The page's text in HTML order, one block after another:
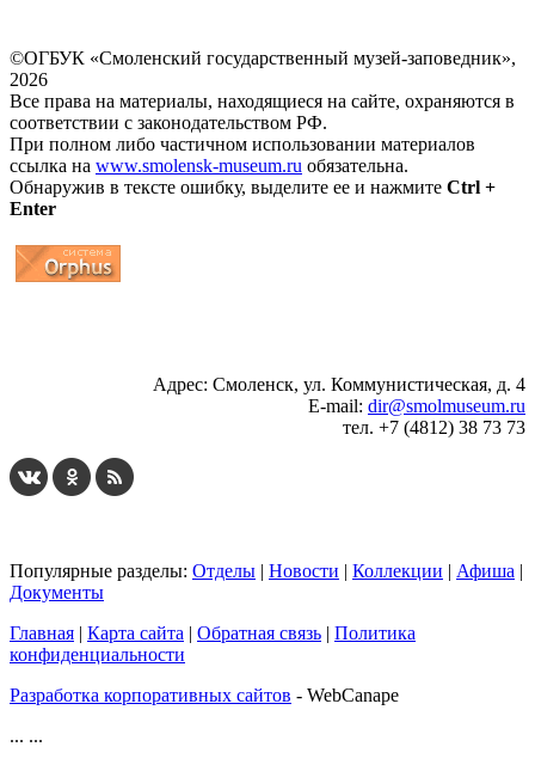
©ОГБУК «Смоленский государственный музей-заповедник»,
2026
Все права на материалы, находящиеся на сайте, охраняются в
соответствии с законодательством РФ.
При полном либо частичном использовании материалов
ссылка на www.smolensk-museum.ru обязательна.
Обнаружив в тексте ошибку, выделите ее и нажмите Ctrl +
Enter
Адрес: Смоленск, ул. Коммунистическая, д. 4
E-mail: dir@smolmuseum.ru
тел. +7 (4812) 38 73 73
Популярные разделы: Отделы | Новости | Коллекции | Афиша |
Документы
Главная | Карта сайта | Обратная связь | Политика
конфиденциальности
Разработка корпоративных сайтов - WebCanape
... ...